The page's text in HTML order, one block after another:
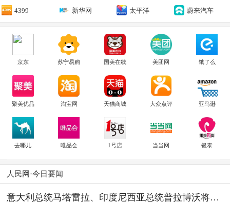
4399 新华网 太平洋 蔚来汽车
京东 苏宁易购 国美在线 美团网 饿了么
聚美优品 淘宝网 天猫商城 大众点评 亚马逊
去哪儿 唯品会 1号店 当当网 银泰
人民网·今日要闻
意大利总统马塔雷拉、印度尼西亚总统普拉博沃将访华